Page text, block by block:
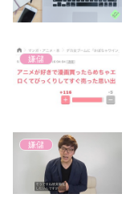
嫌儲
嫌儲